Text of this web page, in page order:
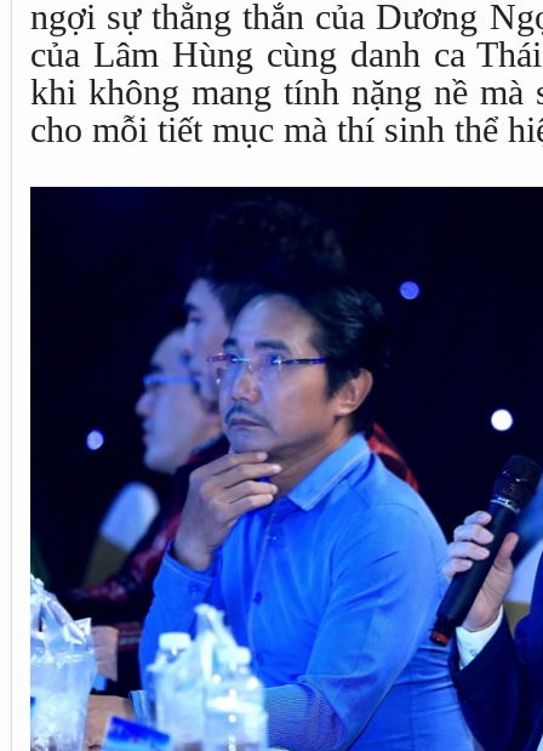
ngợi sự thẳng thắn của Dương
của Lâm Hùng cùng danh ca
khi không mang tính nặng nề mà
cho mỗi tiết mục mà thí sinh thể